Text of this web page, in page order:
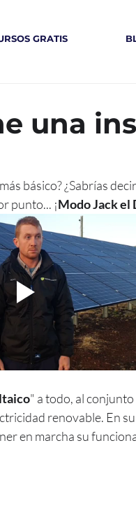
GRATIS
una
básico? ¿Sabrías decir
punto... ¡
Modo Jack
" a todo, al
renovable. En
en marcha su